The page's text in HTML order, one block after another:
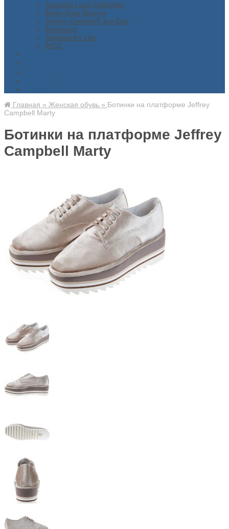
Australia Luxe Collective
Boho-Style Bourne
Jeffrey Campbell Jog Dog
Moovboot
Shepherd’s Life
WOZ
Главная » Женская обувь » Ботинки на платформе Jeffrey
Campbell Marty
Ботинки на платформе Jeffrey
Campbell Marty